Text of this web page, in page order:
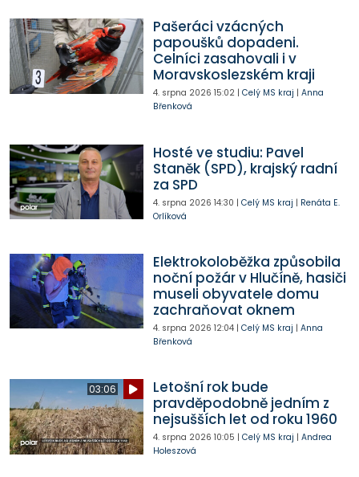
Pašeráci vzácných
papoušků dopadeni.
Celníci zasahovali i v
Moravskoslezském kraji
4. srpna 2026 15:02| Celý MS kraj | Anna
Břenková
Hosté ve studiu: Pavel
Staněk (SPD), krajský radní
za SPD
4. srpna 2026 14:30 | Celý MS kraj | Renáta E.
Orlíková
Elektrokoloběžka způsobila
noční požár v Hlučíně, hasiči
museli obyvatele domu
zachraňovat oknem
4. srpna 2026 12:04| Celý MS kraj | Anna
Břenková
03:06
Letošní rok bude
pravděpodobně jedním z
nejsušších let od roku 1960
4. srpna 2026 10:05 | Celý MS kraj | Andrea
Holeszová